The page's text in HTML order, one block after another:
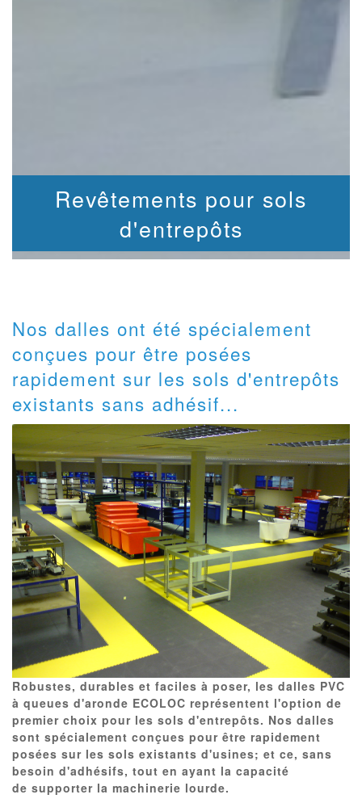
Revêtements pour sols
d'entrepôts
Nos dalles ont été spécialement
conçues pour être posées
rapidement sur les sols d'entrepôts
existants sans adhésif...
Robustes, durables et faciles à poser, les dalles PVC
à queues d'aronde ECOLOC représentent l'option de
premier choix pour les sols d'entrepôts. Nos dalles
sont spécialement conçues pour être rapidement
posées sur les sols existants d'usines; et ce, sans
besoin d'adhésifs, tout en ayant la capacité
de supporter la machinerie lourde.